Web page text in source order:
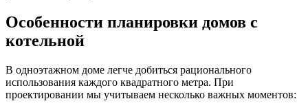
Особенности планировки домов с
котельной
В одноэтажном доме легче добиться рационального
использования каждого квадратного метра. При
проектировании мы учитываем несколько важных моментов: